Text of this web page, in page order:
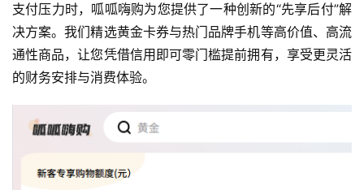
支付压力时，呱呱嗨购为您提供了一种创新的“先享后付”解
决方案。我们精选黄金卡券与热门品牌手机等高价值、高流
通性商品，让您凭借信用即可零门槛提前拥有，享受更灵活
的财务安排与消费体验。